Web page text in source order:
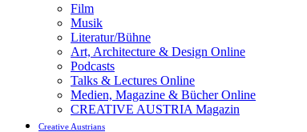
Film
Musik
Literatur/Bühne
Art, Architecture & Design Online
Podcasts
Talks & Lectures Online
Medien, Magazine & Bücher Online
CREATIVE AUSTRIA Magazin
Creative Austrians